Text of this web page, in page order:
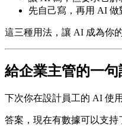
先自己寫，再用 AI 做
這三種用法，讓 AI 成為你
給企業主管的一句
下次你在設計員工的 AI 使
答案，現在有數據可以支持